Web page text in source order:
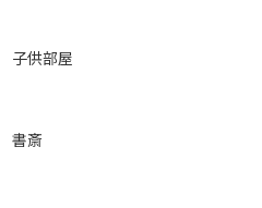
子供部屋
書斎